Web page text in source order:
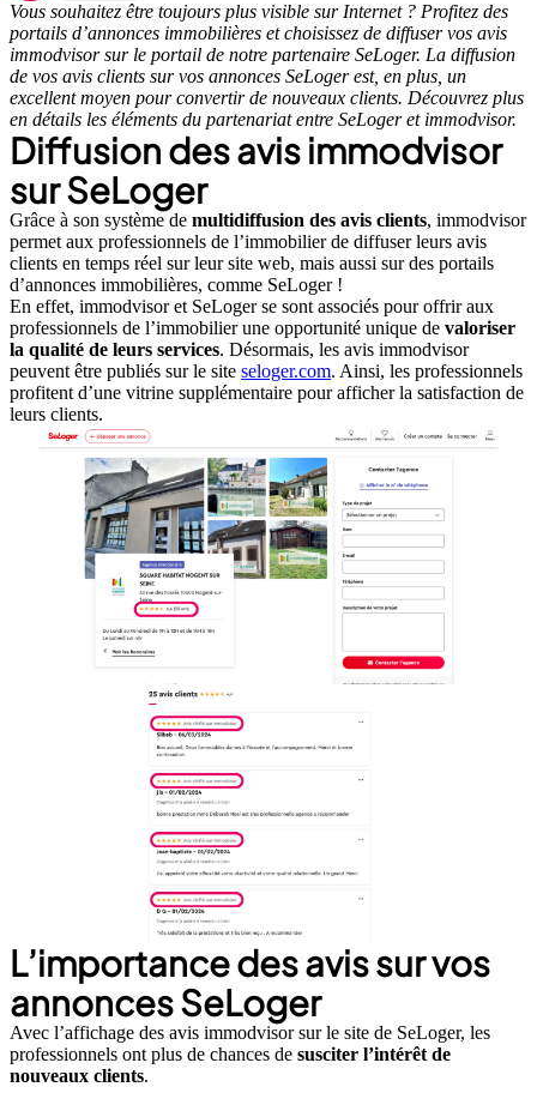
Vous souhaitez être toujours plus visible sur Internet ? Profitez des
portails d’annonces immobilières et choisissez de diffuser vos avis
immodvisor sur le portail de notre partenaire SeLoger. La diffusion
de vos avis clients sur vos annonces SeLoger est, en plus, un
excellent moyen pour convertir de nouveaux clients. Découvrez plus
en détails les éléments du partenariat entre SeLoger et immodvisor.
Diffusion des avis immodvisor
sur SeLoger
Grâce à son système de multidiffusion des avis clients, immodvisor
permet aux professionnels de l’immobilier de diffuser leurs avis
clients en temps réel sur leur site web, mais aussi sur des portails
d’annonces immobilières, comme SeLoger !
En effet, immodvisor et SeLoger se sont associés pour offrir aux
professionnels de l’immobilier une opportunité unique de valoriser
la qualité de leurs services. Désormais, les avis immodvisor
peuvent être publiés sur le site seloger.com. Ainsi, les professionnels
profitent d’une vitrine supplémentaire pour afficher la satisfaction de
leurs clients.
L’importance des avis sur vos
annonces SeLoger
Avec l’affichage des avis immodvisor sur le site de SeLoger, les
professionnels ont plus de chances de susciter l’intérêt de
nouveaux clients.